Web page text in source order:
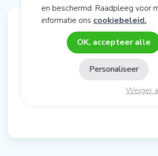
SYNERBIOL
Synergie
en beschermd. Raadpleeg voor
informatie ons cookiebeleid.
OK, accepteer alle
Weiger
Personaliseer